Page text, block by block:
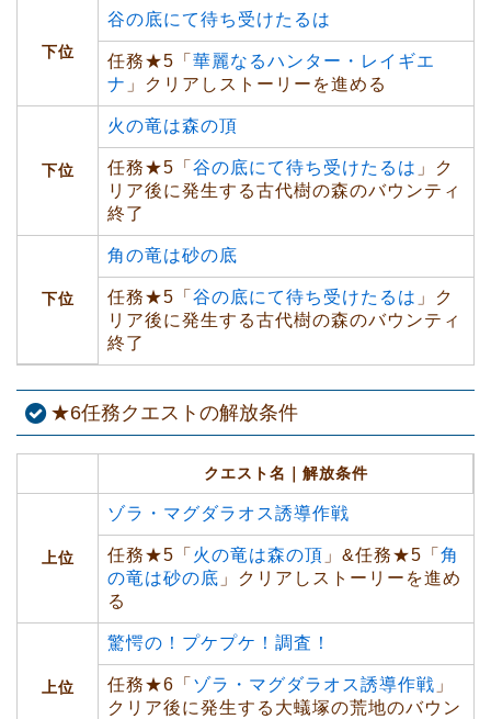
下位
谷の底にて待ち受けたるは
任務★5「 華麗なるハンター・レイギエ
ナ 」クリアしストーリーを進める
下位
火の竜は森の頂
任務★5「 谷の底にて待ち受けたるは 」ク
リア後に発生する古代樹の森のバウンティ
終了
下位
角の竜は砂の底
任務★5「 谷の底にて待ち受けたるは 」ク
リア後に発生する古代樹の森のバウンティ
終了
★6任務クエストの解放条件
クエスト名｜解放条件
上位
ゾラ・マグダラオス誘導作戦
任務★5「 火の竜は森の頂 」&任務★5「 角
の竜は砂の底 」クリアしストーリーを進め
る
上位
驚愕の！プケプケ！調査！
任務★6「 ゾラ・マグダラオス誘導作戦 」
クリア後に発生する大蟻塚の荒地のバウン